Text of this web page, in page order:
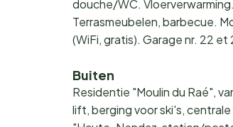
douche/WC.
Terrasmeubelen, barbecue.
(WiFi, gratis). Garage nr. 22
Buiten
Residentie "Moulin du Raé",
lift, berging voor ski's,